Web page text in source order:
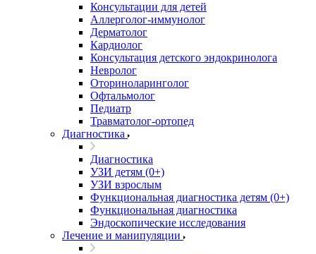
Консультации для детей
Аллерголог-иммунолог
Дерматолог
Кардиолог
Консультация детского эндокринолога
Невролог
Оториноларинголог
Офтальмолог
Педиатр
Травматолог-ортопед
Диагностика
Диагностика
УЗИ детям (0+)
УЗИ взрослым
Функциональная диагностика детям (0+)
Функциональная диагностика
Эндоскопические исследования
Лечение и манипуляции